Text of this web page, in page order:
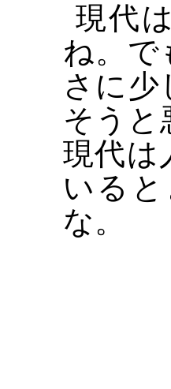
現代
ね。で
さに
そうと
現代は
いる
な。